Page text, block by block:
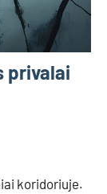
privalai
koridoriuje.